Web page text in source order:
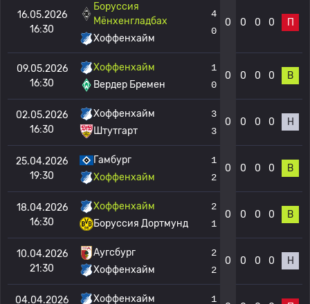
16.05.2026
16:30
Боруссия
Мёнхенгладбах
Хоффенхайм
4
0
0 0 0 0 П
09.05.2026
16:30
Хоффенхайм
Вердер Бремен
1
0
0 0 0 0 В
02.05.2026
16:30
Хоффенхайм
Штутгарт
3
3
0 0 0 0 Н
25.04.2026
19:30
Гамбург
Хоффенхайм
1
2
0 0 0 0 В
18.04.2026
16:30
Хоффенхайм
Боруссия Дортмунд
2
1
0 0 0 0 В
10.04.2026
21:30
Аугсбург
Хоффенхайм
2
2
0 0 0 0 Н
04.04.2026
Хоффенхайм
1